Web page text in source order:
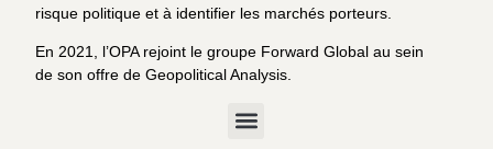
risque politique et à identifier les marchés porteurs.
En 2021, l’OPA rejoint le groupe Forward Global au sein
de son offre de Geopolitical Analysis.